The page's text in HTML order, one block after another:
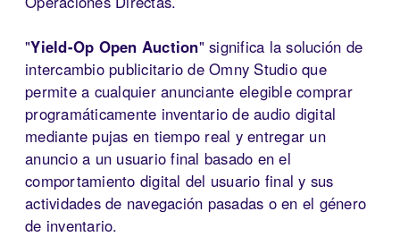
"Yield-Op Open Auction" significa la solución de
intercambio publicitario de Omny Studio que
permite a cualquier anunciante elegible comprar
programáticamente inventario de audio digital
mediante pujas en tiempo real y entregar un
anuncio a un usuario final basado en el
comportamiento digital del usuario final y sus
actividades de navegación pasadas o en el género
de inventario.